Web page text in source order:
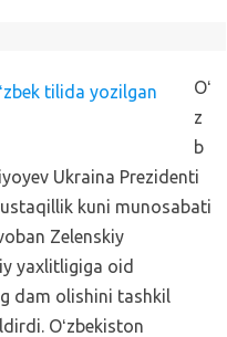
Oʻ
z
b
Ukraina Prezidenti
kuni munosabati
Zelenskiy
yaxlitligiga oid
dam olishini tashkil
Oʻzbekiston